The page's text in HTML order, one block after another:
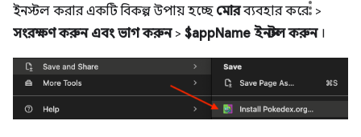
ইনস্টল করার একটি বিকল্প উপায় হচ্ছে মোরব্যবহার করে >
সংরক্ষণ করুন এবং ভাগ করুন> $appName ইনস্টল করুন।